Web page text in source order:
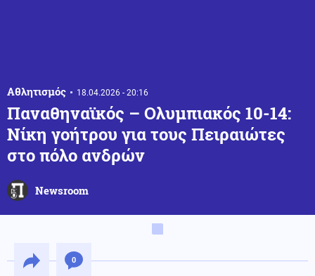
Αθλητισμός 18.04.2026 - 20:16
Παναθηναϊκός – Ολυμπιακός 10-14:
Νίκη γοήτρου για τους Πειραιώτες
στο πόλο ανδρών
Newsroom
0